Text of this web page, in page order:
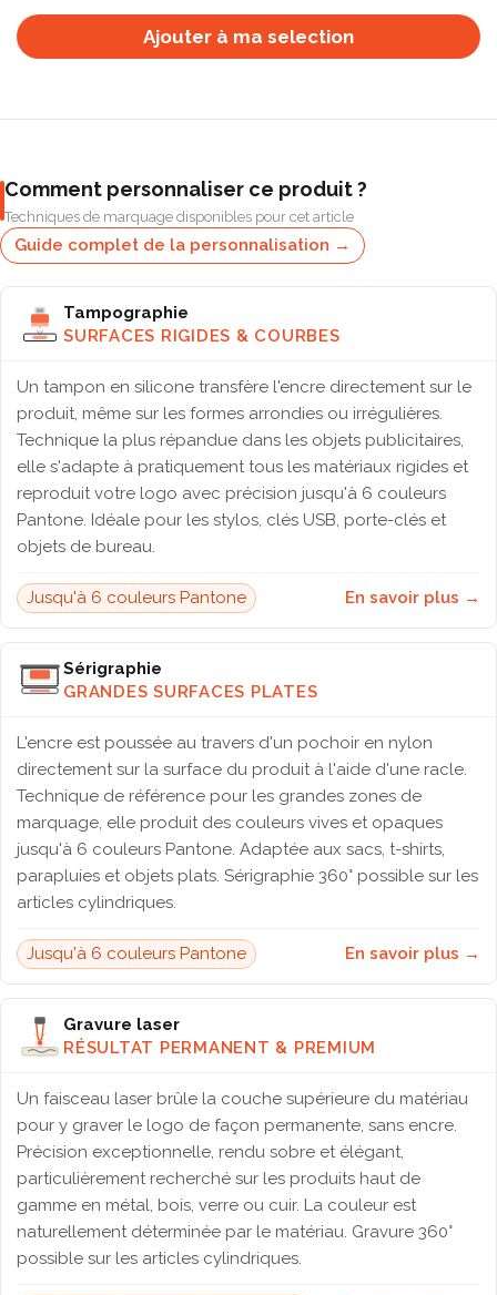
Ajouter à ma selection
Comment personnaliser ce produit ?
Techniques de marquage disponibles pour cet article
Guide complet de la personnalisation →
Tampographie
SURFACES RIGIDES & COURBES
Un tampon en silicone transfère l'encre directement sur le
produit, même sur les formes arrondies ou irrégulières.
Technique la plus répandue dans les objets publicitaires,
elle s'adapte à pratiquement tous les matériaux rigides et
reproduit votre logo avec précision jusqu'à 6 couleurs
Pantone. Idéale pour les stylos, clés USB, porte-clés et
objets de bureau.
Jusqu'à 6 couleurs Pantone En savoir plus →
Sérigraphie
GRANDES SURFACES PLATES
L'encre est poussée au travers d'un pochoir en nylon
directement sur la surface du produit à l'aide d'une racle.
Technique de référence pour les grandes zones de
marquage, elle produit des couleurs vives et opaques
jusqu'à 6 couleurs Pantone. Adaptée aux sacs, t-shirts,
parapluies et objets plats. Sérigraphie 360° possible sur les
articles cylindriques.
Jusqu'à 6 couleurs Pantone En savoir plus →
Gravure laser
RÉSULTAT PERMANENT & PREMIUM
Un faisceau laser brûle la couche supérieure du matériau
pour y graver le logo de façon permanente, sans encre.
Précision exceptionnelle, rendu sobre et élégant,
particulièrement recherché sur les produits haut de
gamme en métal, bois, verre ou cuir. La couleur est
naturellement déterminée par le matériau. Gravure 360°
possible sur les articles cylindriques.